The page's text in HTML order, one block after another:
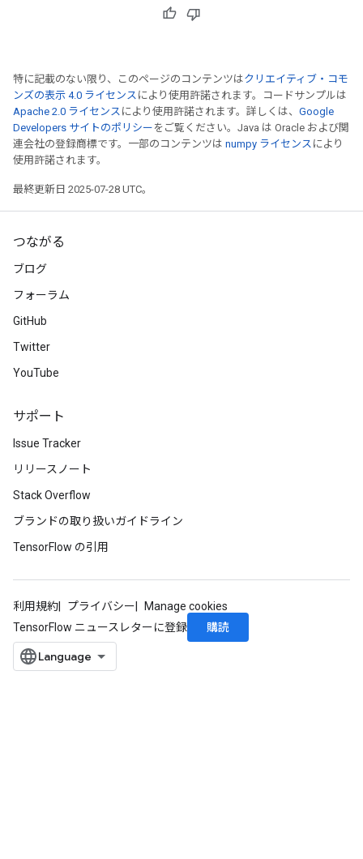
特に記載のない限り、このページのコンテンツはクリエイティブ・コモ
ンズの表示 4.0 ライセンス により使用許諾されます。コードサンプルは
Apache 2.0 ライセンス により使用許諾されます。詳しくは、 Google
Developers サイトのポリシー をご覧ください。Java は Oracle および関
連会社の登録商標です。一部のコンテンツは numpy ライセンス により
使用許諾されます。
最終更新日 2025-07-28 UTC。
つながる
ブログ
フォーラム
GitHub
Twitter
YouTube
サポート
Issue Tracker
リリースノート
Stack Overflow
ブランドの取り扱いガイドライン
TensorFlow の引用
利用規約 プライバシー
Manage cookies
TensorFlow ニュースレターに登録
購読